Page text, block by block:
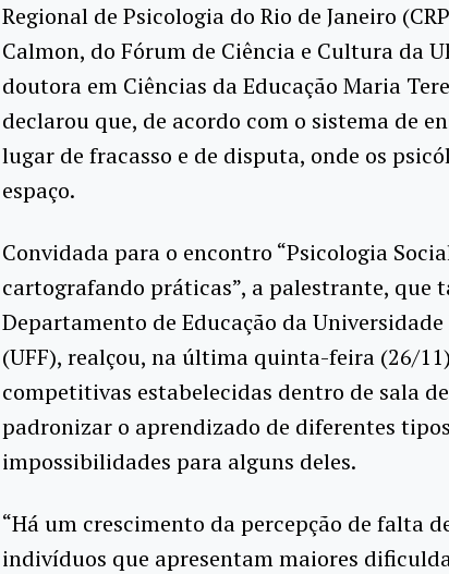
Regional de Psicologia do Rio de Janeiro
Calmon, do Fórum de Ciência e Cultura da
doutora em Ciências da Educação Maria
declarou que, de acordo com o sistema de
lugar de fracasso e de disputa, onde os
espaço.
Convidada para o encontro “Psicologia
cartografando práticas”, a palestrante, que
Departamento de Educação da
(UFF), realçou, na última quinta-feira (26/
competitivas estabelecidas dentro de sala
padronizar o aprendizado de diferentes
impossibilidades para alguns deles.
“Há um crescimento da percepção de falta
indivíduos que apresentam maiores